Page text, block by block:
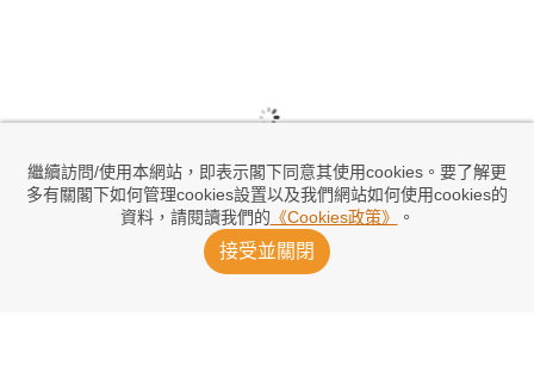
繼續訪問/使用本網站，即表示閣下同意其使用cookies。要了解更
多有關閣下如何管理cookies設置以及我們網站如何使用cookies的
資料，請閱讀我們的 《Cookies政策》 。
接受並關閉